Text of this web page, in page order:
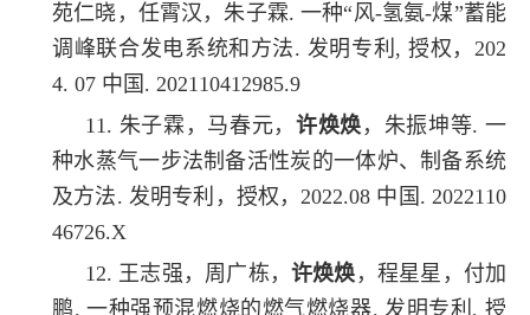
苑仁晓，任霄汉，朱子霖. 一种“风-氢氨-煤”蓄能
调峰联合发电系统和方法. 发明专利, 授权，202
4. 07 中国. 202110412985.9
11. 朱子霖，马春元， 许焕焕 ，朱振坤等. 一
种水蒸气一步法制备活性炭的一体炉、制备系统
及方法. 发明专利，授权，2022.08 中国. 2022110
46726.X
12. 王志强，周广栋， 许焕焕 ，程星星，付加
鹏. 一种强预混燃烧的燃气燃烧器. 发明专利, 授